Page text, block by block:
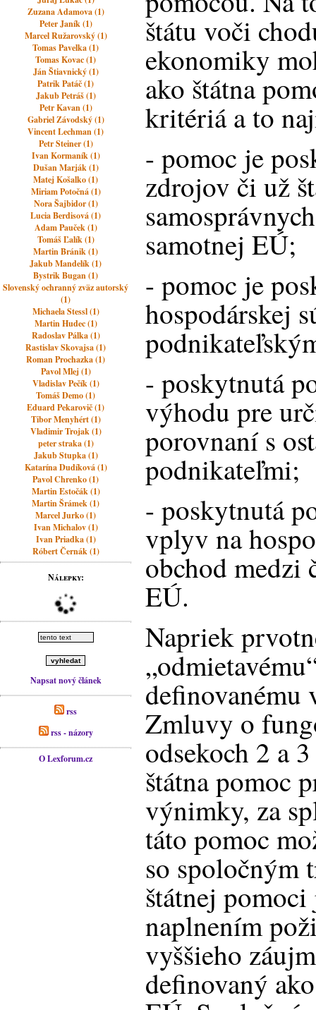
Zuzana Adamova (1)
Peter Janík (1)
Marcel Ružarovský (1)
Tomas Pavelka (1)
Tomas Kovac (1)
Ján Štiavnický (1)
Patrik Patáč (1)
Jakub Petráš (1)
Petr Kavan (1)
Gabriel Závodský (1)
Vincent Lechman (1)
Petr Steiner (1)
Ivan Kormaník (1)
Dušan Marják (1)
Matej Košalko (1)
Miriam Potočná (1)
Nora Šajbidor (1)
Lucia Berdisová (1)
Adam Pauček (1)
Tomáš Ľalík (1)
Martin Bránik (1)
Jakub Mandelík (1)
Bystrik Bugan (1)
Slovenský ochranný zväz autorský
(1)
Michaela Stessl (1)
Martin Hudec (1)
Radoslav Pálka (1)
Rastislav Skovajsa (1)
Roman Prochazka (1)
Pavol Mlej (1)
Vladislav Pečík (1)
Tomáš Demo (1)
Eduard Pekarovič (1)
Tibor Menyhért (1)
Vladimir Trojak (1)
peter straka (1)
Jakub Stupka (1)
Katarína Dudíková (1)
Pavol Chrenko (1)
Martin Estočák (1)
Martin Šrámek (1)
Marcel Jurko (1)
Ivan Michalov (1)
Ivan Priadka (1)
Róbert Černák (1)
Nálepky:
Napsat nový článek
rss
rss - názory
O Lexforum.cz
štátu voči
ekonomiky
ako štátna
kritériá a to
- pomoc je
zdrojov či už
samotnej EÚ;
- pomoc je
hospodárskej
- poskytnutá
výhodu pre
porovnaní s
podnikateľmi;
- poskytnutá
vplyv na
obchod medzi
EÚ.
Napriek
definovanému
Zmluvy o
odsekoch 2 a
štátna pomoc
výnimky, za
táto pomoc
so spoločným
štátnej
naplnením
vyššieho
definovaný